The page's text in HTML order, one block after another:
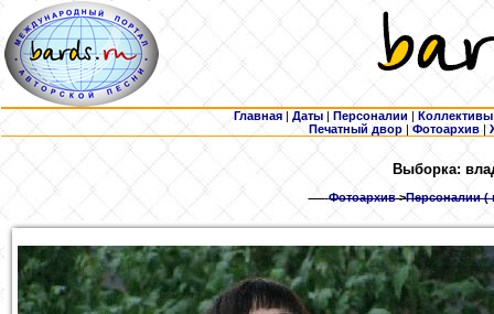
Главная | Даты | Персоналии | Коллективы
Печатный двор |Фотоархив |
Выборка:
Фотоархив>Персоналии (